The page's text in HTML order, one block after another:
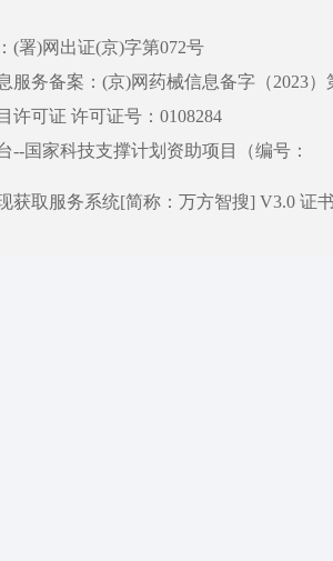
(署)网出证(京)字第072号
服务备案：(京)网药械信息备字（2023）
许可证 许可证号：0108284
--国家科技支撑计划资助项目（编号：
获取服务系统[简称：万方智搜] V3.0 证